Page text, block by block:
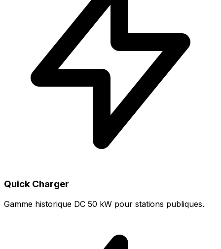
Quick Charger
Gamme historique DC 50 kW pour stations publiques.